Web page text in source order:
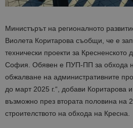
Министърът на регионалното
Виолета Коритарова съобщи, че е
технически проекти за Кресненското
София. Обявен е ПУП-ПП за обхода
обжалване на административните
до март 2025 г.“, добави Коритарова
възможно през втората половина на
строителството на обхода на Кресна.